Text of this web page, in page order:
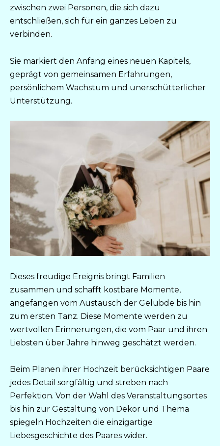
zwischen zwei Personen, die sich dazu
entschließen, sich für ein ganzes Leben zu
verbinden.
Sie markiert den Anfang eines neuen Kapitels,
geprägt von gemeinsamen Erfahrungen,
persönlichem Wachstum und unerschütterlicher
Unterstützung.
Dieses freudige Ereignis bringt Familien
zusammen und schafft kostbare Momente,
angefangen vom Austausch der Gelübde bis hin
zum ersten Tanz. Diese Momente werden zu
wertvollen Erinnerungen, die vom Paar und ihren
Liebsten über Jahre hinweg geschätzt werden.
Beim Planen ihrer Hochzeit berücksichtigen Paare
jedes Detail sorgfältig und streben nach
Perfektion. Von der Wahl des Veranstaltungsortes
bis hin zur Gestaltung von Dekor und Thema
spiegeln Hochzeiten die einzigartige
Liebesgeschichte des Paares wider.